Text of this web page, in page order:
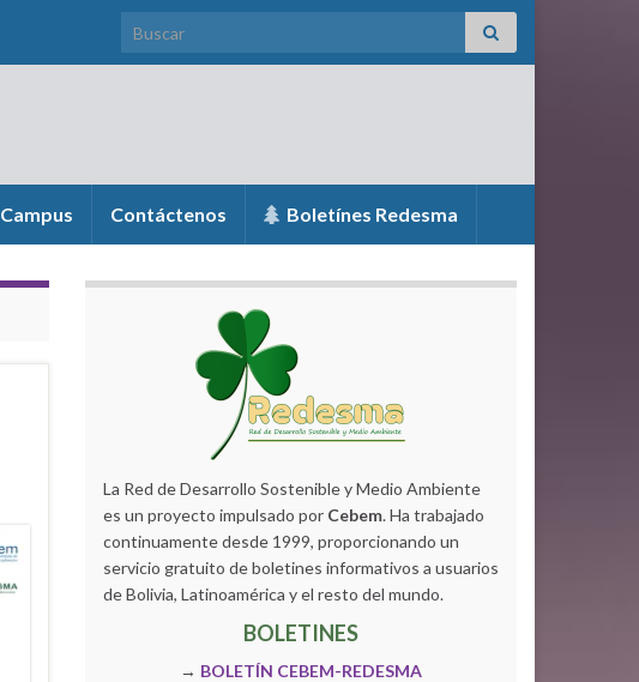
Search for:
Campus Contáctenos Boletínes Redesma
La Red de Desarrollo Sostenible y Medio Ambiente
es un proyecto impulsado por Cebem. Ha trabajado
continuamente desde 1999, proporcionando un
servicio gratuito de boletines informativos a usuarios
de Bolivia, Latinoamérica y el resto del mundo.
BOLETINES
→ BOLETÍN CEBEM-REDESMA